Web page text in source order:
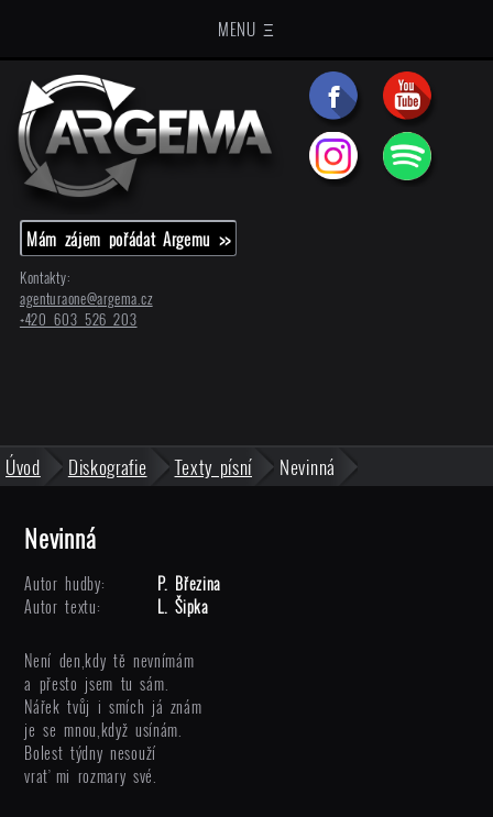
MENU Ξ
Mám zájem pořádat Argemu >>
Kontakty:
agenturaone@argema.cz
+420 603 526 203
Úvod Diskografie Texty písní Nevinná
Nevinná
Autor hudby:
P. Březina
Autor textu:
L. Šipka
Není den,kdy tě nevnímám
a přesto jsem tu sám.
Nářek tvůj i smích já znám
je se mnou,když usínám.
Bolest týdny nesouží
vrať mi rozmary své.